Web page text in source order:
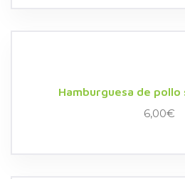
Hamburguesa de pollo
6,00€